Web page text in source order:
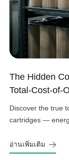
The Hidden
Total-Cost-of-
Discover the true
cartridges —
อ่านเพิ่มเติม